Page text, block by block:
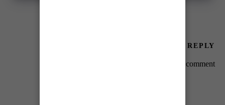
LEAVE A REPLY
to post a comment.